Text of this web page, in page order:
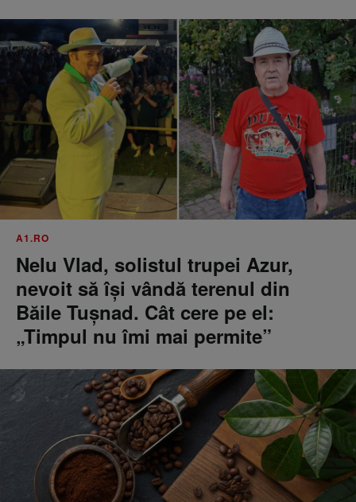
A1.RO
Nelu Vlad, solistul trupei Azur,
nevoit să își vândă terenul din
Băile Tușnad. Cât cere pe el:
„Timpul nu îmi mai permite”